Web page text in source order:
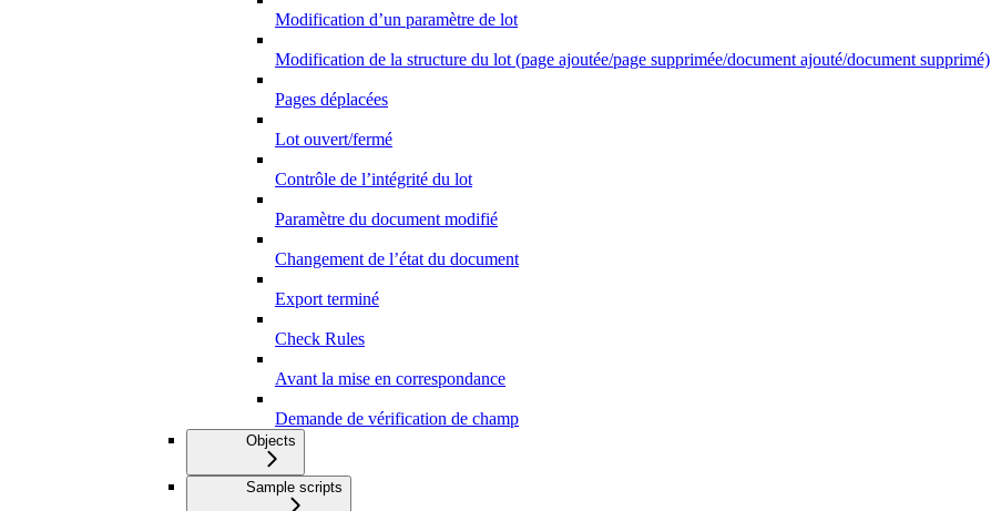
Modification d’un paramètre de lot
Modification de la structure du lot (page ajoutée/page supprimée/document ajouté/document supprimé)
Pages déplacées
Lot ouvert/fermé
Contrôle de l’intégrité du lot
Paramètre du document modifié
Changement de l’état du document
Export terminé
Check Rules
Avant la mise en correspondance
Demande de vérification de champ
Objects
Sample scripts